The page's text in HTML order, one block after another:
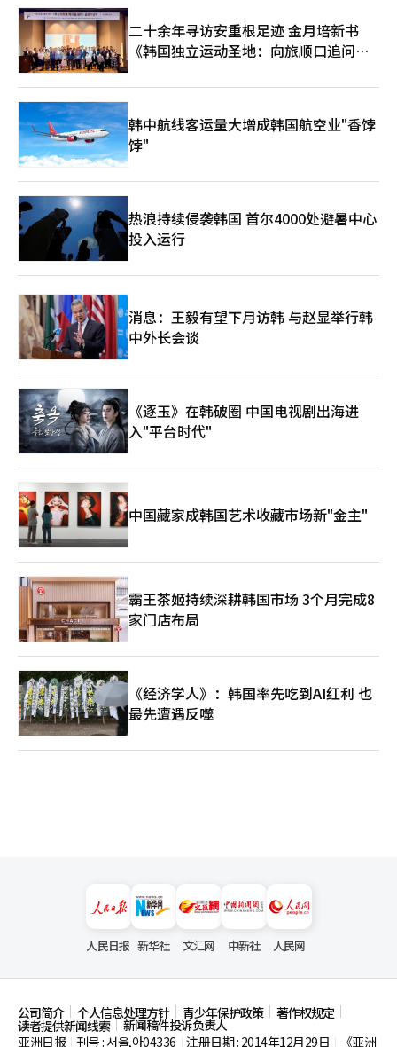
点。物价上涨可能引发消费萎缩和经济放缓，出现滞胀风险。
1979年第二次石油危机后，1980年韩国经济经历了消费者物价上
涨28.7%和经济增长率-1.5%的严重衰退。食品行业人士表示，尽
管加快开拓海外市场以应对内需疲软，但油价飙升和物流成本上升
的双重打击使不确定性达到极致，预计全面成本上涨，因此密切关
注局势发展。
二十余年寻访安重根足迹 金月培新书
《韩国独立运动圣地：向旅顺口追问历
韩中航线客运量大增成韩国航空业"香饽
饽"
热浪持续侵袭韩国 首尔4000处避暑中心
投入运行
消息：王毅有望下月访韩 与赵显举行韩
中外长会谈
《逐玉》在韩破圈 中国电视剧出海进
入"平台时代"
中国藏家成韩国艺术收藏市场新"金主"
霸王茶姬持续深耕韩国市场 3个月完成8
家门店布局
《经济学人》：韩国率先吃到AI红利 也
最先遭遇反噬
人民日报 新华社 文汇网 中新社 人民网
公司简介 个人信息处理方针 青少年保护政策 著作权规定
读者提供新闻线索
新闻稿件投诉负责人
亚洲日报
刊号 : 서울,아04336 注册日期 : 2014年12月29日 《亚洲